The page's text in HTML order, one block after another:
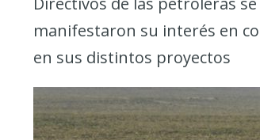
manifestaron su interés en
en sus distintos proyectos